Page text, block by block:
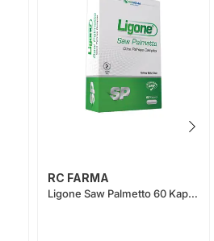
RC FARMA
Ligone Saw Palmetto 60 Kapsül